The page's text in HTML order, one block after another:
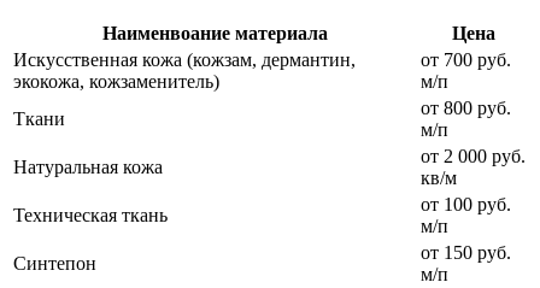
Наименвоание материала
Цена
Искусственная кожа (кожзам, дермантин,
экокожа, кожзаменитель)
от 700 руб.
м/п
Ткани
от 800 руб.
м/п
Натуральная кожа
от 2 000 руб.
кв/м
Техническая ткань
от 100 руб.
м/п
Синтепон
от 150 руб.
м/п